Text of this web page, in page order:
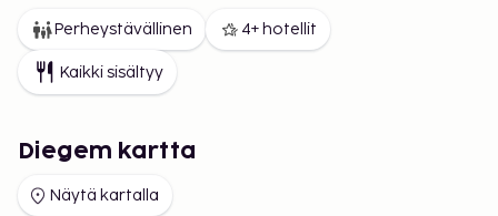
Perheystävällinen 4+ hotellit
Kaikki sisältyy
Diegem kartta
Näytä kartalla